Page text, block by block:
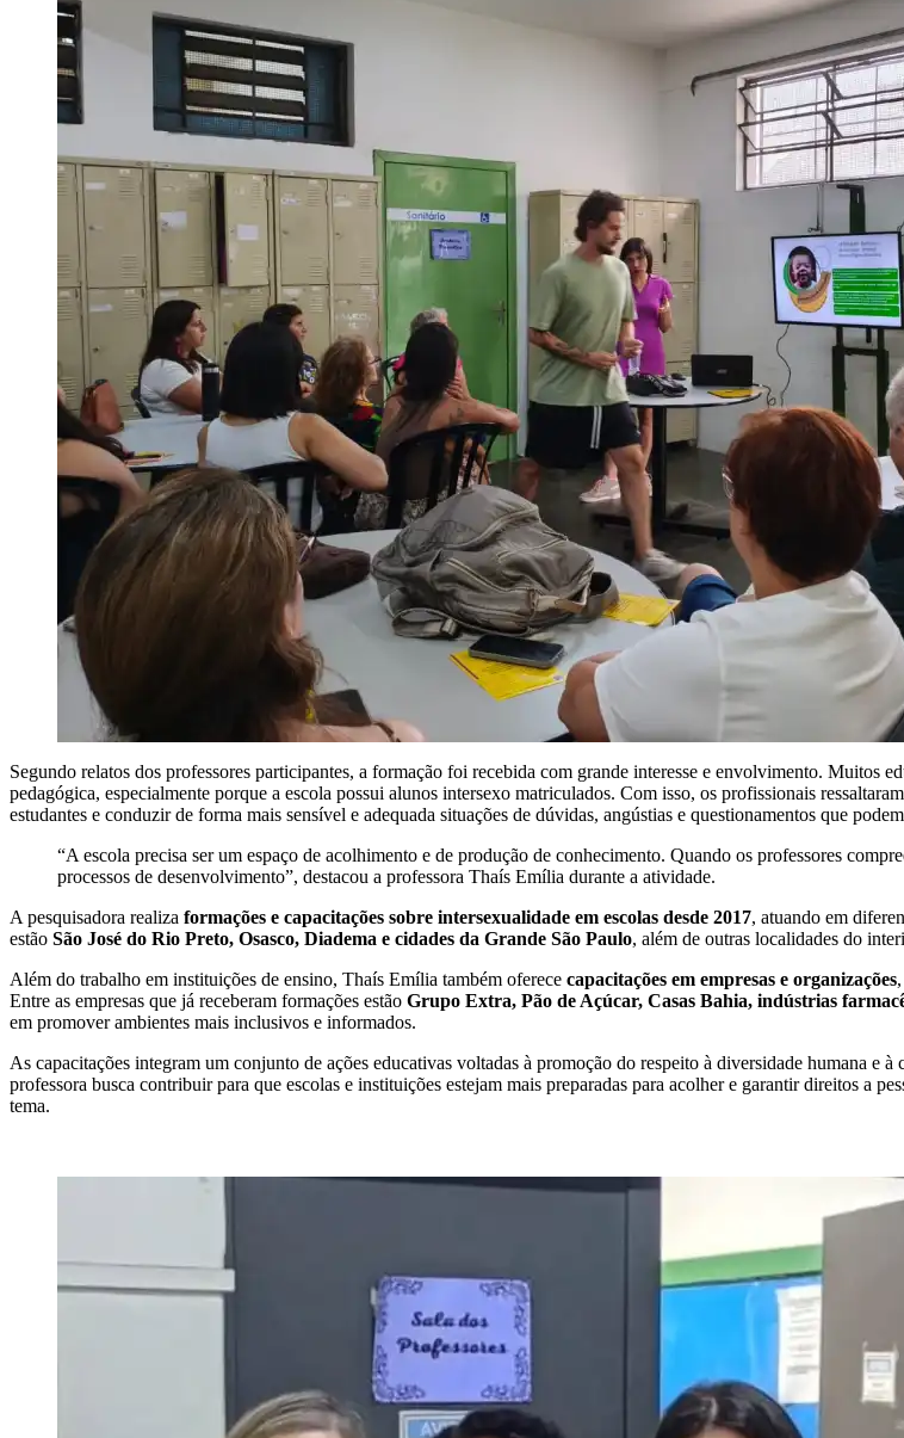
Segundo relatos dos professores participantes, a formação foi recebida com grande interesse e envolvimento. Muitos
pedagógica, especialmente porque a escola possui alunos intersexo matriculados. Com isso, os profissionais
estudantes e conduzir de forma mais sensível e adequada situações de dúvidas, angústias e questionamentos que
“A escola precisa ser um espaço de acolhimento e de produção de conhecimento. Quando os professores
processos de desenvolvimento”, destacou a professora Thaís Emília durante a atividade.
A pesquisadora realiza formações e capacitações sobre intersexualidade em escolas desde 2017, atuando em
estão São José do Rio Preto, Osasco, Diadema e cidades da Grande São Paulo, além de outras localidades do
Além do trabalho em instituições de ensino, Thaís Emília também oferece capacitações em empresas e organizações
Entre as empresas que já receberam formações estão Grupo Extra, Pão de Açúcar, Casas Bahia, indústrias
em promover ambientes mais inclusivos e informados.
As capacitações integram um conjunto de ações educativas voltadas à promoção do respeito à diversidade humana e
professora busca contribuir para que escolas e instituições estejam mais preparadas para acolher e garantir direitos a
tema.